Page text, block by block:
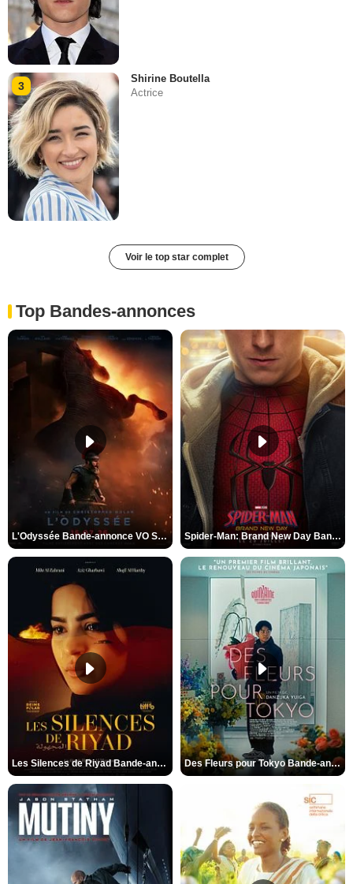
3
Shirine Boutella
Actrice
Voir le top star complet
Top Bandes-annonces
L'Odyssée Bande-annonce VO STFR Spider-Man: Brand New Day Bande-annonce VO STFR
Les Silences de Riyad Bande-annonce VO STFR Des Fleurs pour Tokyo Bande-annonce VO STFR